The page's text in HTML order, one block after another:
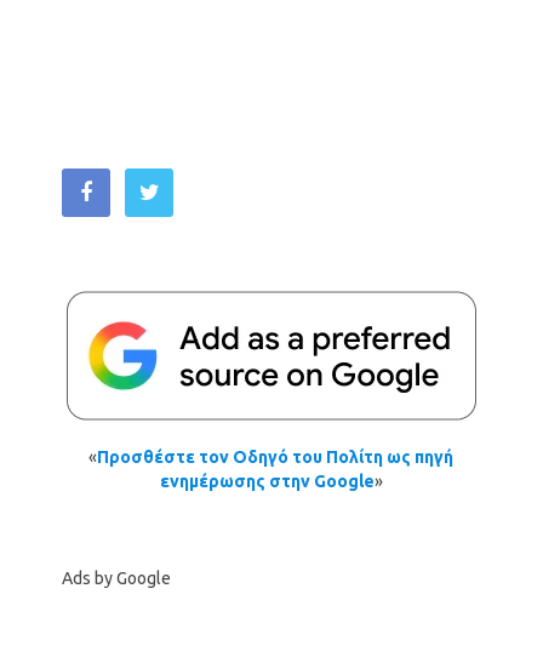
«Προσθέστε τον Οδηγό του Πολίτη ως πηγή
ενημέρωσης στην Google»
Ads by Google